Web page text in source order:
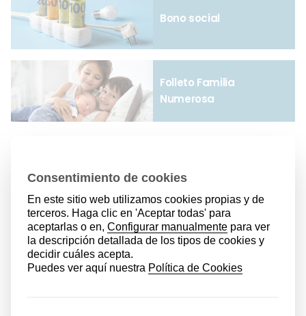
Bono social
Folleto Familia
Numerosa
Apúntate a la Newsletter de
Hirukide
Y recibe actualizado todo lo que es de interés
para las Familias Numerosas de Euskadi